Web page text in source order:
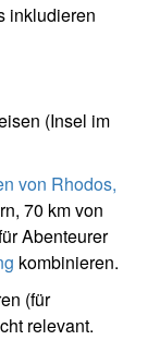
inkludieren
(Insel im
von Rhodos,
70 km von
Abenteurer
kombinieren.
(für
relevant.